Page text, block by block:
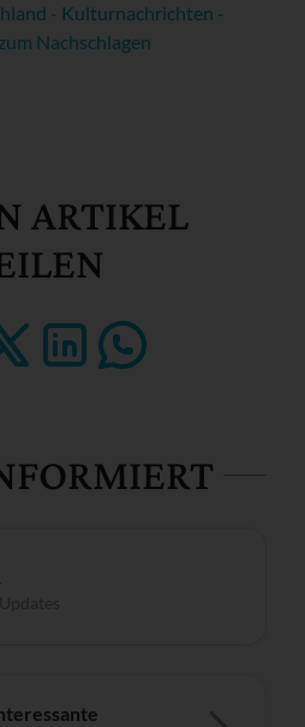
- Kulturnachrichten -
Nachschlagen
ARTIKEL